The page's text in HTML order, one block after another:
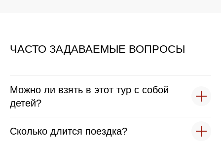
ЧАСТО ЗАДАВАЕМЫЕ ВОПРОСЫ
Можно ли взять в этот тур с собой
детей?
Сколько длится поездка?